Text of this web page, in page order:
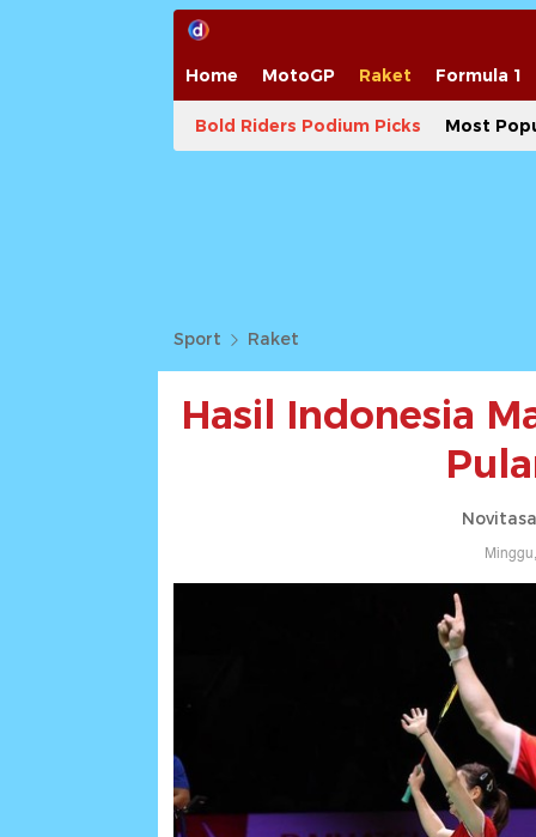
Home MotoGP Raket Formula 1
Bold Riders Podium Picks Most
Sport Raket
Hasil Indonesia